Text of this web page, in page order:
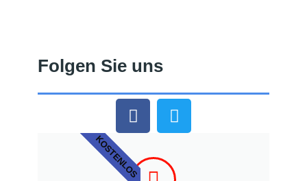
Folgen Sie uns
KOSTENLOS